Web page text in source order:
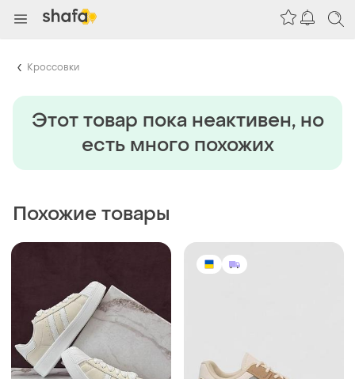
Кроссовки
Этот товар пока неактивен, но
есть много похожих
Похожие товары